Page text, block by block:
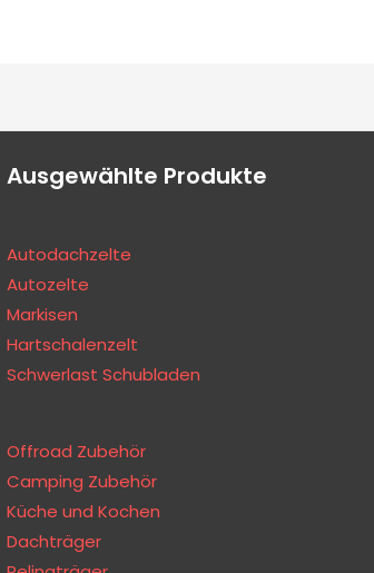
Ausgewählte Produkte
Autodachzelte
Autozelte
Markisen
Hartschalenzelt
Schwerlast Schubladen
Offroad Zubehör
Camping Zubehör
Küche und Kochen
Dachträger